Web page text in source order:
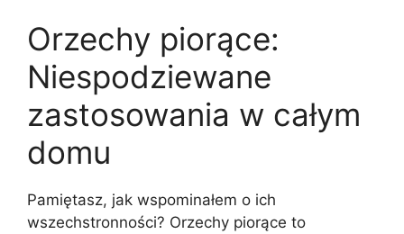
Orzechy piorące:
Niespodziewane
zastosowania w całym
domu
Pamiętasz, jak wspominałem o ich
wszechstronności? Orzechy piorące to